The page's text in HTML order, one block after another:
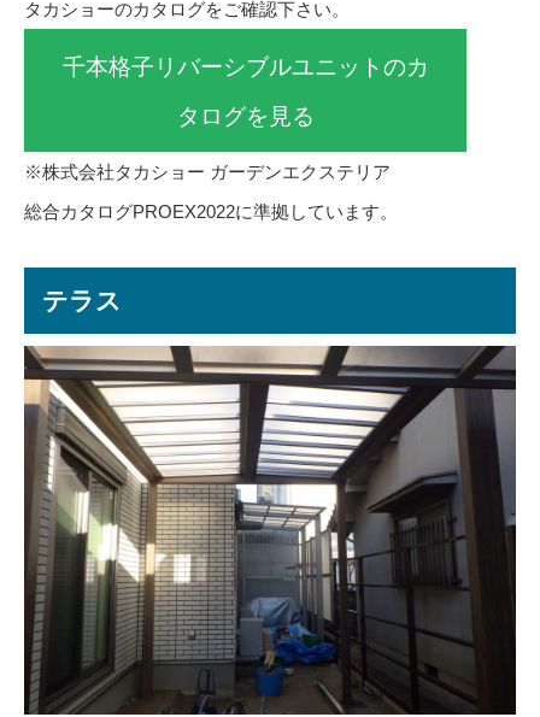
タカショーのカタログをご確認下さい。
千本格子リバーシブルユニットのカ
タログを見る
※株式会社タカショー ガーデンエクステリア
総合カタログPROEX2022に準拠しています。
テラス